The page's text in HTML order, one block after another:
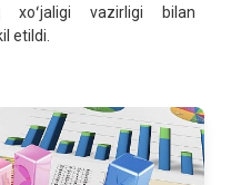
xoʻjaligi vazirligi bilan
etildi.